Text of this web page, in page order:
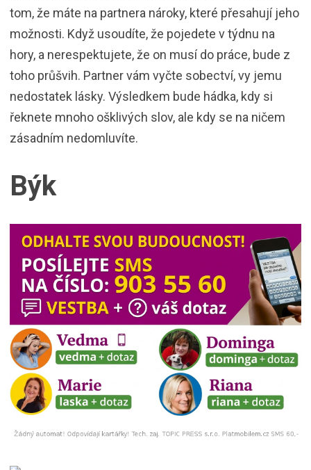
tom, že máte na partnera nároky, které přesahují jeho
možnosti. Když usoudíte, že pojedete v týdnu na
hory, a nerespektujete, že on musí do práce, bude z
toho průšvih. Partner vám vyčte sobectví, vy jemu
nedostatek lásky. Výsledkem bude hádka, kdy si
řeknete mnoho ošklivých slov, ale kdy se na ničem
zásadním nedomluvíte.
Býk